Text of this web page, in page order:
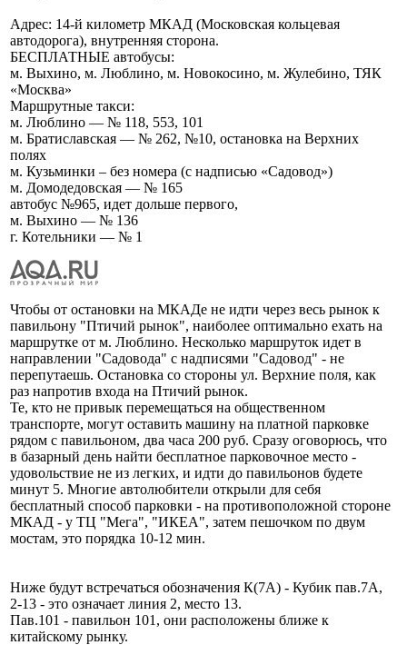
Адрес: 14-й километр МКАД (Московская кольцевая
автодорога), внутренняя сторона.
БЕСПЛАТНЫЕ автобусы:
м. Выхино, м. Люблино, м. Новокосино, м. Жулебино, ТЯК
«Москва»
Маршрутные такси:
м. Люблино — № 118, 553, 101
м. Братиславская — № 262, №10, остановка на Верхних
полях
м. Кузьминки – без номера (с надписью «Садовод»)
м. Домодедовская — № 165
автобус №965, идет дольше первого,
м. Выхино — № 136
г. Котельники — № 1
Чтобы от остановки на МКАДе не идти через весь рынок к
павильону "Птичий рынок", наиболее оптимально ехать на
маршрутке от м. Люблино. Несколько маршруток идет в
направлении "Садовода" с надписями "Садовод" - не
перепутаешь. Остановка со стороны ул. Верхние поля, как
раз напротив входа на Птичий рынок.
Те, кто не привык перемещаться на общественном
транспорте, могут оставить машину на платной парковке
рядом с павильоном, два часа 200 руб. Сразу оговорюсь, что
в базарный день найти бесплатное парковочное место -
удовольствие не из легких, и идти до павильонов будете
минут 5. Многие автолюбители открыли для себя
бесплатный способ парковки - на противоположной стороне
МКАД - у ТЦ "Мега", "ИКЕА", затем пешочком по двум
мостам, это порядка 10-12 мин.
Ниже будут встречаться обозначения К(7А) - Кубик пав.7А,
2-13 - это означает линия 2, место 13.
Пав.101 - павильон 101, они расположены ближе к
китайскому рынку.